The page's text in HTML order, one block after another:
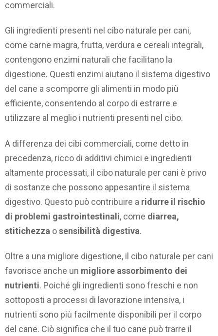
commerciali.
Gli ingredienti presenti nel cibo naturale per cani,
come carne magra, frutta, verdura e cereali integrali,
contengono enzimi naturali che facilitano la
digestione. Questi enzimi aiutano il sistema digestivo
del cane a scomporre gli alimenti in modo più
efficiente, consentendo al corpo di estrarre e
utilizzare al meglio i nutrienti presenti nel cibo.
A differenza dei cibi commerciali, come detto in
precedenza, ricco di additivi chimici e ingredienti
altamente processati, il cibo naturale per cani è privo
di sostanze che possono appesantire il sistema
digestivo. Questo può contribuire a ridurre il rischio
di problemi gastrointestinali, come diarrea,
stitichezza osensibilità digestiva.
Oltre a una migliore digestione, il cibo naturale per cani
favorisce anche un migliore assorbimento dei
nutrienti. Poiché gli ingredienti sono freschi e non
sottoposti a processi di lavorazione intensiva, i
nutrienti sono più facilmente disponibili per il corpo
del cane. Ciò significa che il tuo cane può trarre il